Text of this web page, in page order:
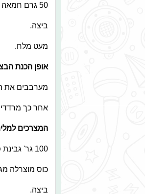
50 גרם חמאה מומסת.
ביצה.
מעט מלח.
אופן הכנת
מערבבים את
אחר כך מרדדים בין
המצרכים
100 גר' גבינת פטה או בולגרית.
כוס מוצרלה
ביצה.